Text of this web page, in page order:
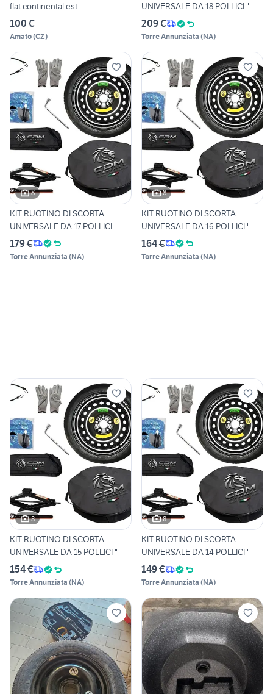
flat continental est
100 €
Amato(CZ)
UNIVERSALE DA 18 POLLICI "
209 €
Torre Annunziata (NA)
8
KIT RUOTINO DI SCORTA
UNIVERSALE DA 17 POLLICI "
179 €
Torre Annunziata (NA)
8
KIT RUOTINO DI SCORTA
UNIVERSALE DA 16 POLLICI "
164 €
Torre Annunziata (NA)
8
KIT RUOTINO DI SCORTA
UNIVERSALE DA 15 POLLICI "
154 €
Torre Annunziata (NA)
8
KIT RUOTINO DI SCORTA
UNIVERSALE DA 14 POLLICI "
149 €
Torre Annunziata (NA)